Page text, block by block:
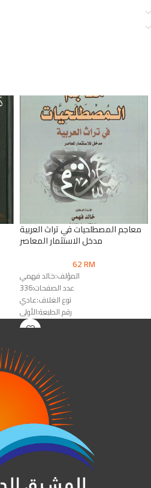
معاجم المصطلحيات في تراث العربية
مدخل الاستثمار المعاصر
62RM
المؤلف:خالد فهمي
عدد الصفحات:336
نوع الغلاف:عادي
رقم الطبعة:الأولى
الناشر:دار النشر للجامعات & دار الوفاء